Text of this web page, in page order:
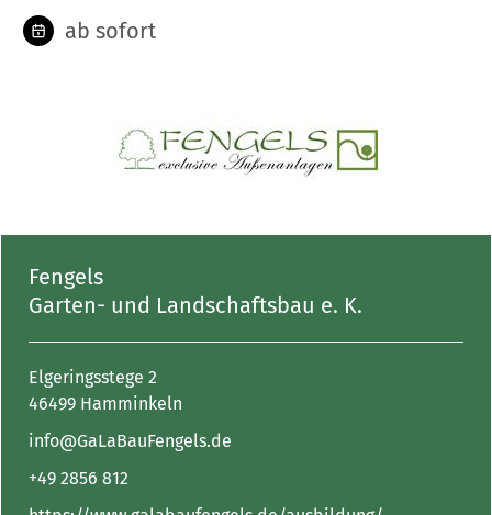
ab sofort
Fengels
Garten- und Landschaftsbau e. K.
Elgeringsstege 2
46499 Hamminkeln
info@GaLaBauFengels.de
+49 2856 812